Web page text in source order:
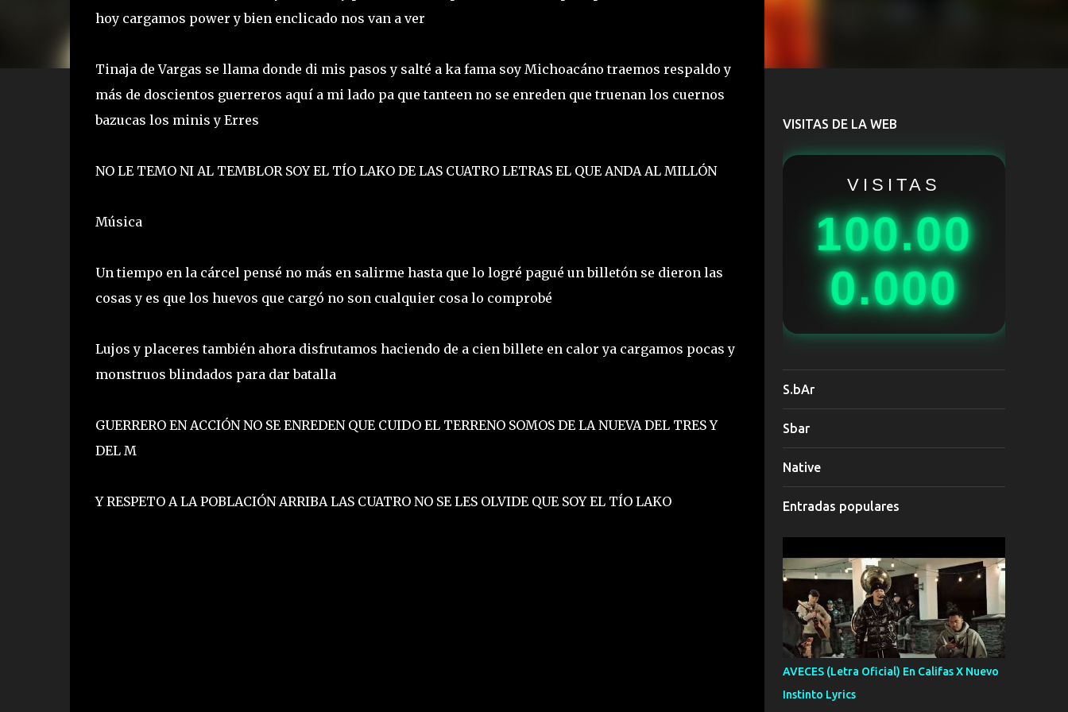
hoy cargamos power y bien enclicado nos van a ver
Tinaja de Vargas se llama donde di mis pasos y salté a ka fama soy Michoacáno traemos respaldo y
más de doscientos guerreros aquí a mi lado pa que tanteen no se enreden que truenan los cuernos
bazucas los minis y Erres
NO LE TEMO NI AL TEMBLOR SOY EL TÍO LAKO DE LAS CUATRO LETRAS EL QUE ANDA AL MILLÓN
Música
Un tiempo en la cárcel pensé no más en salirme hasta que lo logré pagué un billetón se dieron las
cosas y es que los huevos que cargó no son cualquier cosa lo comprobé
Lujos y placeres también ahora disfrutamos haciendo de a cien billete en calor ya cargamos pocas y
monstruos blindados para dar batalla
GUERRERO EN ACCIÓN NO SE ENREDEN QUE CUIDO EL TERRENO SOMOS DE LA NUEVA DEL TRES Y
DEL M
Y RESPETO A LA POBLACIÓN ARRIBA LAS CUATRO NO SE LES OLVIDE QUE SOY EL TÍO LAKO
VISITAS DE LA WEB
VISITAS
100.00
0.000
S.bAr
Sbar
Native
Entradas populares
AVECES (Letra Oficial) En Califas X Nuevo
Instinto Lyrics